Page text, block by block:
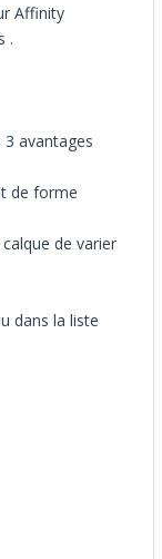
Affinity
.
3 avantages
de forme
de varier
dans la liste